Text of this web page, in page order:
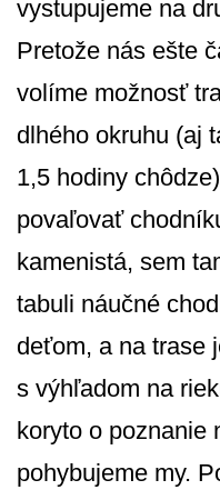
vystupujeme na
Pretože nás ešte
volíme možnosť
dlhého okruhu (aj
1,5 hodiny
povaľovať
kamenistá, sem
tabuli náučné
deťom, a na trase
s výhľadom na
koryto o poznanie
pohybujeme my.